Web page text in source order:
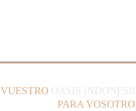
VUESTRO OASIS
PARA